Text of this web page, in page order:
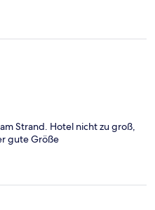
Strand. Hotel nicht zu groß,
gute Größe